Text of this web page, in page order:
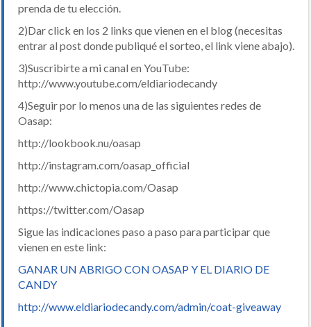
prenda de tu elección.
2)Dar click en los 2 links que vienen en el blog (necesitas
entrar al post donde publiqué el sorteo, el link viene abajo).
3)Suscribirte a mi canal en YouTube:
http://www.youtube.com/eldiariodecandy
4)Seguir por lo menos una de las siguientes redes de
Oasap:
http://lookbook.nu/oasap
http://instagram.com/oasap_official
http://www.chictopia.com/Oasap
https://twitter.com/Oasap
Sigue las indicaciones paso a paso para participar que
vienen en este link:
GANAR UN ABRIGO CON OASAP Y EL DIARIO DE
CANDY
http://www.eldiariodecandy.com/admin/coat-giveaway